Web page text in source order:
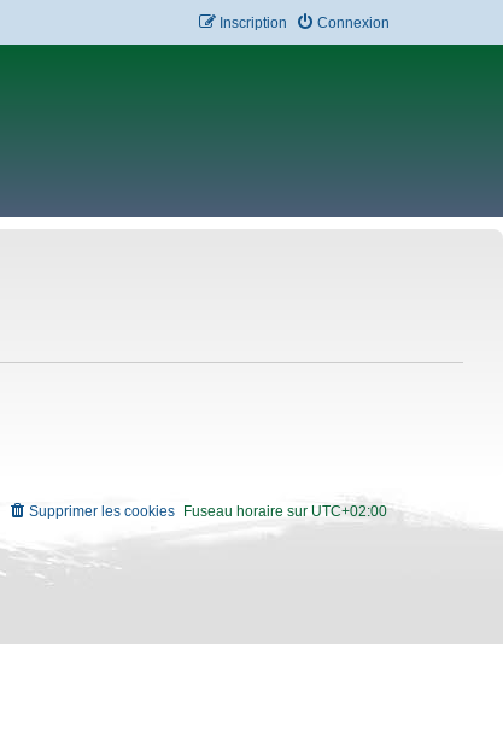
Connexion
Inscription
Fuseau horaire sur UTC+02:00
Supprimer les cookies